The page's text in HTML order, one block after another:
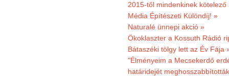
2015-től mindenkinek
Média Építészeti Különdíj! »
Naturalé ünnepi akció »
Ökoklaszter a Kossuth Rádió
Bátaszéki tölgy lett az Év Fája
"Élményeim a Mecsekerdő
határidejét